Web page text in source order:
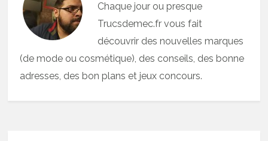
Chaque jour ou presque
Trucsdemec.fr vous fait
découvrir des nouvelles marques
(de mode ou cosmétique), des conseils, des bonne
adresses, des bon plans et jeux concours.